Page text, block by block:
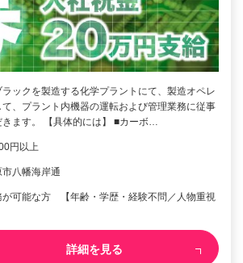
ラックを製造する化学プラントにて、製造オペレ
て、プラント内機器の運転および管理業務に従事
きます。 【具体的には】 ■カーボ…
円以上
八幡海岸通
が可能な方 【年齢・学歴・経験不問／人物重視
詳細を見る